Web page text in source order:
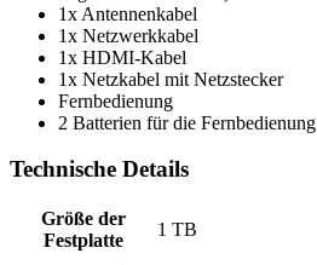
1x Antennenkabel
1x Netzwerkkabel
1x HDMI-Kabel
1x Netzkabel mit Netzstecker
Fernbedienung
2 Batterien für die Fernbedienung
Technische Details
Größe der
Festplatte
1 TB